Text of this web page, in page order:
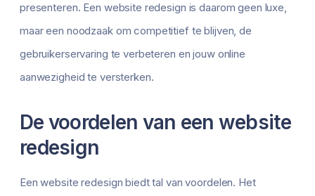
presenteren. Een website redesign is daarom geen luxe,
maar een noodzaak om competitief te blijven, de
gebruikerservaring te verbeteren en jouw online
aanwezigheid te versterken.
De voordelen van een website
redesign
Een website redesign biedt tal van voordelen. Het